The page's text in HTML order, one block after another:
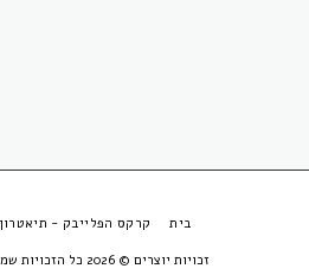
בית קרקס הפלייבק -
זכויות יוצרים © 2026 כל הזכויות שמורות -